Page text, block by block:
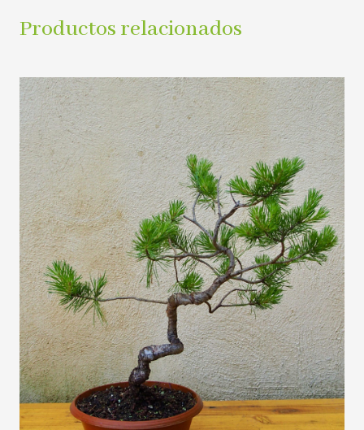
Productos relacionados